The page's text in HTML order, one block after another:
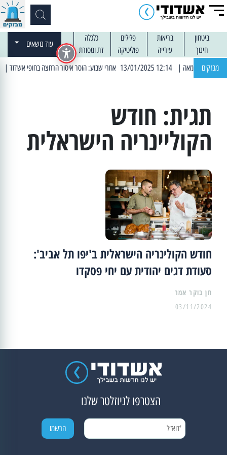
ביטחון בריאות פלילים
כלכלה
חינוך
עירייה פוליטיקה דת ומסורת
עוד נושאים
מבזקים | 12:14 13/01/2025 אחרי שבוע: הוסר איסור הרחצה בחופי אשדוד | 13:04 14/01/2025 עובדים בלילות: עבודות קרצוף וריבוד אספלט
תגית: חודש
הקוליינריה הישראלית
חודש הקולינריה הישראלית ב'יפו תל אביב':
סעודת דגים יהודית עם יחי פסקדו
03/11/2024
הצטרפו לניוזלטר שלנו